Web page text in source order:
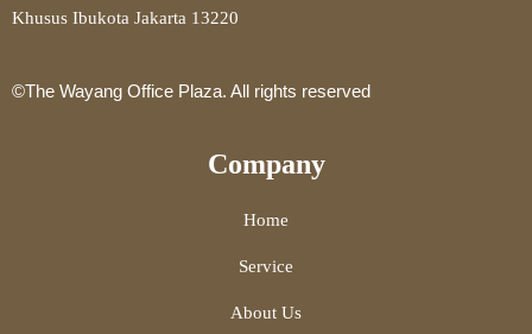
Khusus Ibukota Jakarta 13220
©The Wayang Office Plaza. All rights reserved
Company
Home
Service
About Us